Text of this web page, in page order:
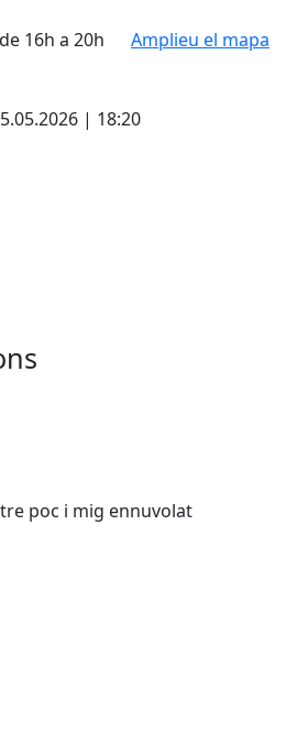
16h a 20h
Amplieu el mapa
| 18:20